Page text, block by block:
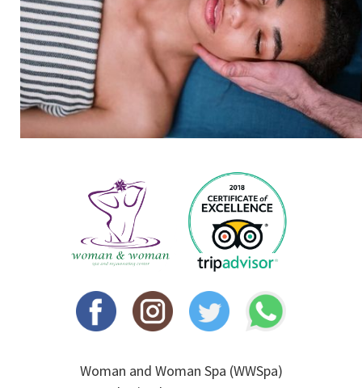
Woman and Woman Spa (WWSpa)